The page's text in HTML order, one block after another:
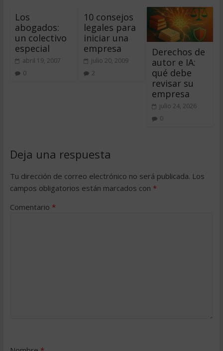
Los
abogados:
un colectivo
especial
abril 19, 2007
0
10 consejos
legales para
iniciar una
empresa
julio 20, 2009
2
Derechos de
autor e IA:
qué debe
revisar su
empresa
julio 24, 2026
0
Deja una respuesta
Tu dirección de correo electrónico no será publicada. Los
campos obligatorios están marcados con *
Comentario *